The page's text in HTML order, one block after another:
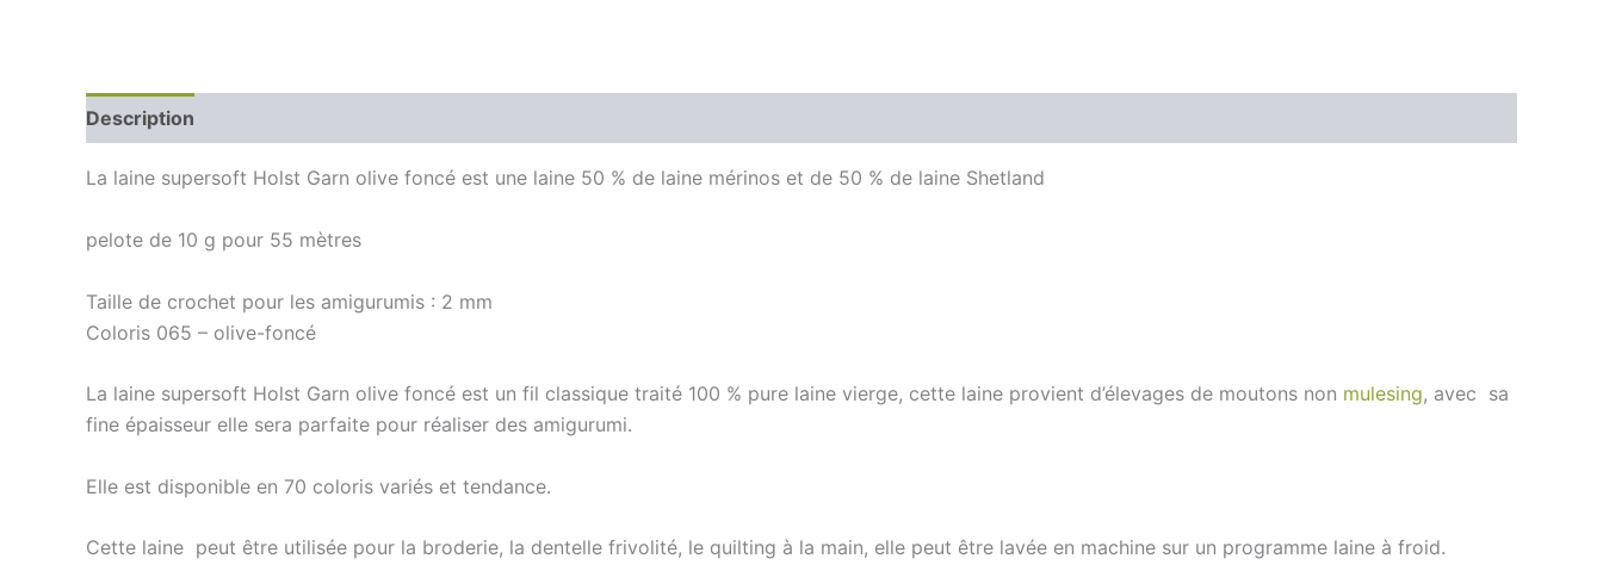
Description
La laine supersoft Holst Garn olive foncé est une laine 50 % de laine mérinos et de 50 % de laine Shetland
pelote de 10 g pour 55 mètres
Taille de crochet pour les amigurumis : 2 mm
Coloris 065 – olive-foncé
La laine supersoft Holst Garn olive foncé est un fil classique traité 100 % pure laine vierge, cette laine provient d’élevages de moutons non mulesing, avec sa
fine épaisseur elle sera parfaite pour réaliser des amigurumi.
Elle est disponible en 70 coloris variés et tendance.
Cette laine peut être utilisée pour la broderie, la dentelle frivolité, le quilting à la main, elle peut être lavée en machine sur un programme laine à froid.